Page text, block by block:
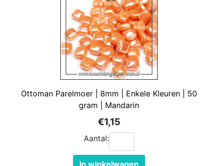
Ottoman Parelmoer | 8mm | Enkele Kleuren | 50
gram | Mandarin
€1,15
Aantal:
In winkelwagen